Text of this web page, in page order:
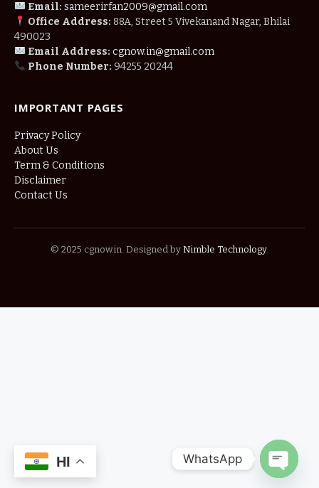
Email: sameerirfan2009@gmail.com
Office Address: 88A, Street 5 Vivekanand Nagar, Bhilai
490023
Email Address: cgnow.in@gmail.com
Phone Number: 94255 20244
IMPORTANT PAGES
Privacy Policy
About Us
Term & Conditions
Disclaimer
Contact Us
© 2025 cgnow.in. Designed by Nimble Technology.
HI WhatsApp